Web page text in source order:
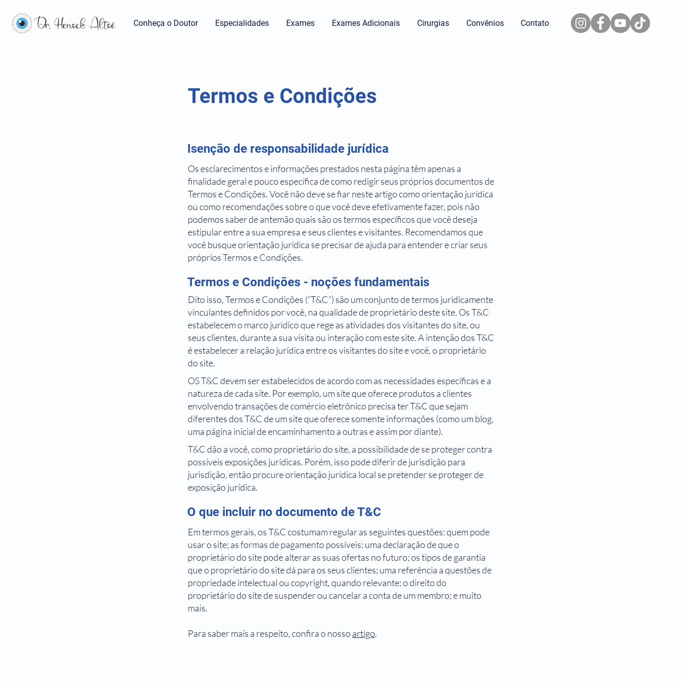
Conheça o Doutor Especialidades Exames Exames Adicionais Cirurgias Convênios Contato
Termos e Condições
Isenção de responsabilidade jurídica
Os esclarecimentos e informações prestados nesta página têm apenas a
finalidade geral e pouco específica de como redigir seus próprios documentos de
Termos e Condições. Você não deve se fiar neste artigo como orientação jurídica
ou como recomendações sobre o que você deve efetivamente fazer, pois não
podemos saber de antemão quais são os termos específicos que você deseja
estipular entre a sua empresa e seus clientes e visitantes. Recomendamos que
você busque orientação jurídica se precisar de ajuda para entender e criar seus
próprios Termos e Condições.
Termos e Condições - noções fundamentais
Dito isso, Termos e Condições (“T&C”) são um conjunto de termos juridicamente
vinculantes definidos por você, na qualidade de proprietário deste site. Os T&C
estabelecem o marco jurídico que rege as atividades dos visitantes do site, ou
seus clientes, durante a sua visita ou interação com este site. A intenção dos T&C
é estabelecer a relação jurídica entre os visitantes do site e você, o proprietário
do site.
OS T&C devem ser estabelecidos de acordo com as necessidades específicas e a
natureza de cada site. Por exemplo, um site que oferece produtos a clientes
envolvendo transações de comércio eletrônico precisa ter T&C que sejam
diferentes dos T&C de um site que oferece somente informações (como um blog,
uma página inicial de encaminhamento a outras e assim por diante).
T&C dão a você, como proprietário do site, a possibilidade de se proteger contra
possíveis exposições jurídicas. Porém, isso pode diferir de jurisdição para
jurisdição, então procure orientação jurídica local se pretender se proteger de
exposição jurídica.
O que incluir no documento de T&C
Em termos gerais, os T&C costumam regular as seguintes questões: quem pode
usar o site; as formas de pagamento possíveis; uma declaração de que o
proprietário do site pode alterar as suas ofertas no futuro; os tipos de garantia
que o proprietário do site dá para os seus clientes; uma referência a questões de
propriedade intelectual ou copyright, quando relevante; o direito do
proprietário do site de suspender ou cancelar a conta de um membro; e muito
mais.
Para saber mais a respeito, confira o nosso artigo.